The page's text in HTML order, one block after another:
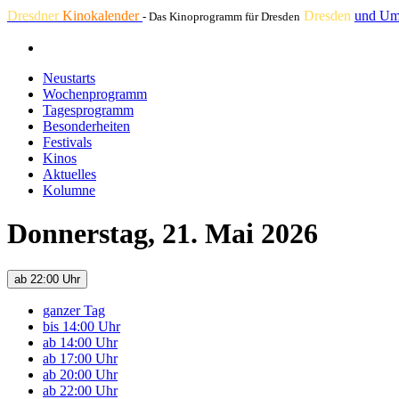
DresdnerKinokalender - Das Kinoprogramm für Dresden Dresden und
Neustarts
Wochenprogramm
Tagesprogramm
Besonderheiten
Festivals
Kinos
Aktuelles
Kolumne
Donnerstag, 21. Mai 2026
ab 22:00 Uhr
ganzer Tag
bis 14:00 Uhr
ab 14:00 Uhr
ab 17:00 Uhr
ab 20:00 Uhr
ab 22:00 Uhr